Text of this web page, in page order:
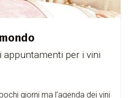
per i vini
giorni ma l’agenda dei vini